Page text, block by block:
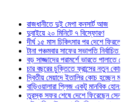
রাজধানীতে দুই মেগা কনসার্ট আজ
দুবাইয়ে ২০ মিনিটে ৭ বিস্ফোরণ
দীর্ঘ ১৫ মাস চিকিৎসার পর দেশে ফিরলেন
টানা পঞ্চমবার সাফের সভাপতি নির্বাচিত কাজী
বড় সাজ্জাদের পরামর্শে ভারতে পালাতে
চার বছরের চুক্তিতে ফ্রান্সের নতুন কোচ
দ্বিতীয় মেয়াদে ইতালির কোচ হচ্ছেন মানচিনি
বাড়িওয়ালারা প্লিজ একটু মানবিক হোন: মনিরা
তুরস্ক সফর শেষে দেশে ফিরেছেন